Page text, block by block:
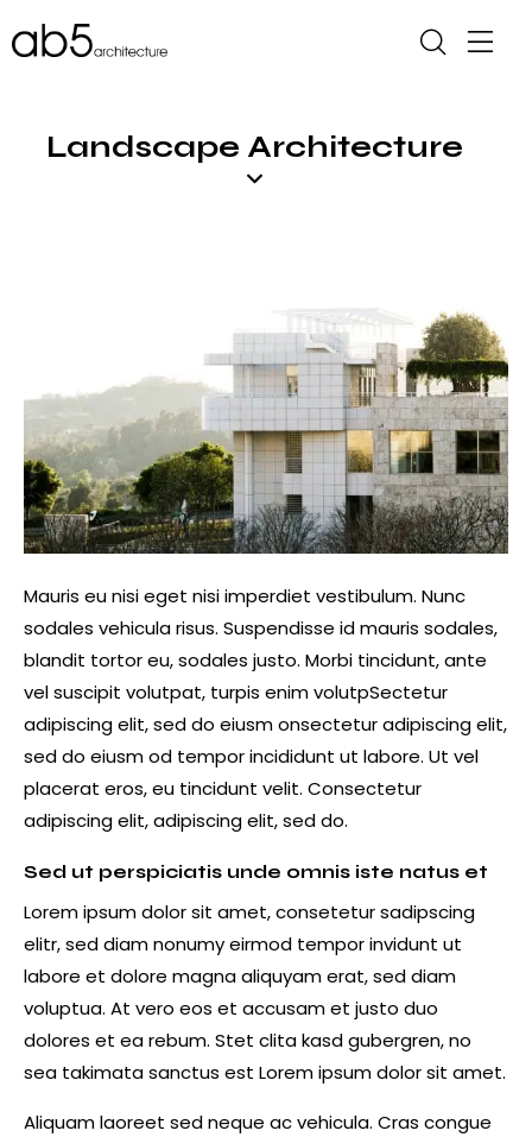
Landscape Architecture
Mauris eu nisi eget nisi imperdiet vestibulum. Nunc
sodales vehicula risus. Suspendisse id mauris sodales,
blandit tortor eu, sodales justo. Morbi tincidunt, ante
vel suscipit volutpat, turpis enim volutpSectetur
adipiscing elit, sed do eiusm onsectetur adipiscing elit,
sed do eiusm od tempor incididunt ut labore. Ut vel
placerat eros, eu tincidunt velit. Consectetur
adipiscing elit, adipiscing elit, sed do.
Sed ut perspiciatis unde omnis iste natus et
Lorem ipsum dolor sit amet, consetetur sadipscing
elitr, sed diam nonumy eirmod tempor invidunt ut
labore et dolore magna aliquyam erat, sed diam
voluptua. At vero eos et accusam et justo duo
dolores et ea rebum. Stet clita kasd gubergren, no
sea takimata sanctus est Lorem ipsum dolor sit amet.
Aliquam laoreet sed neque ac vehicula. Cras congue